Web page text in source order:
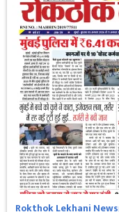
Rokthok Lekhani